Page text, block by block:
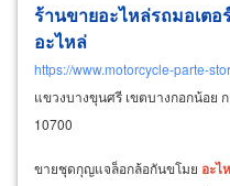
ร้านขายอะไหล่รถมอเตอ
อะไหล่
https://www.motorcycle-parte-
แขวงบางขุนศรี เขตบางกอกน้อย
10700
ขายชุดกุญแจล็อกล้อกันขโมย อะไ